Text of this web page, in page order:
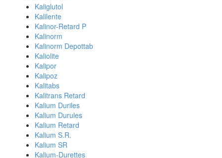
Kaliglutol
Kalilente
Kalinor-Retard P
Kalinorm
Kalinorm Depottab
Kaliolite
Kalipor
Kalipoz
Kalitabs
Kalitrans Retard
Kalium Duriles
Kalium Durules
Kalium Retard
Kalium S.R.
Kalium SR
Kalium-Durettes